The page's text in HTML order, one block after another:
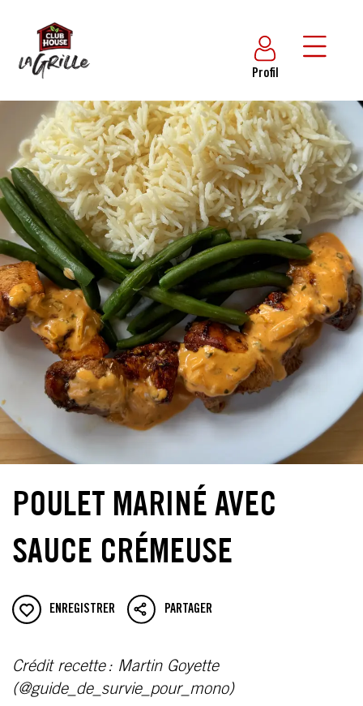
Profil
POULET MARINÉ AVEC
SAUCE CRÉMEUSE
ENREGISTRER PARTAGER
Crédit recette : Martin Goyette
(@guide_de_survie_pour_mono)